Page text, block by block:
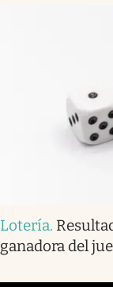
Lotería.
ganadora del